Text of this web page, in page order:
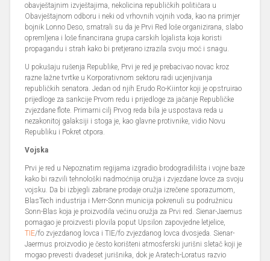
obavještajnim izvještajima, nekolicina republičkih političara u
Obavještajnom odboru i neki od vrhovnih vojnih vođa, kao na primjer
bojnik Lonno Deso, smatrali su da je Prvi Red loše organizirana, slabo
opremljena i loše financirana grupa carskih lojalista koja koristi
propagandu i strah kako bi pretjerano izrazila svoju moć i snagu.
U pokušaju rušenja Republike, Prvi je red je prebacivao novac kroz
razne lažne tvrtke u Korporativnom sektoru radi ucjenjivanja
republičkih senatora. Jedan od njih Erudo Ro-Kiintor koji je opstruirao
prijedloge za sankcije Prvom redu i prijedloge za jačanje Republičke
zvjezdane flote. Primarni cilj Prvog reda bila je uspostava reda u
nezakonitoj galaksiji i stoga je, kao glavne protivnike, vidio Novu
Republiku i Pokret otpora.
Vojska
Prvi je red u Nepoznatim regijama izgradio brodogradilišta i vojne baze
kako bi razvili tehnološki nadmoćnija oružja i zvjezdane lovce za svoju
vojsku. Da bi izbjegli zabrane prodaje oružja izrečene sporazumom,
BlasTech industrija i Merr-Sonn municija pokrenuli su podružnicu
Sonn-Blas koja je proizvodila većinu oružja za Prvi red. Sienar-Jaemus
pomagao je proizvesti plovila poput Upsilon zapovjedne letjelice,
TIE/fo zvjezdanog lovca i TIE/fo zvjezdanog lovca dvosjeda. Sienar-
Jaermus proizvodio je često korišteni atmosferski jurišni sletač koji je
mogao prevesti dvadeset jurišnika, dok je Aratech-Loratus razvio